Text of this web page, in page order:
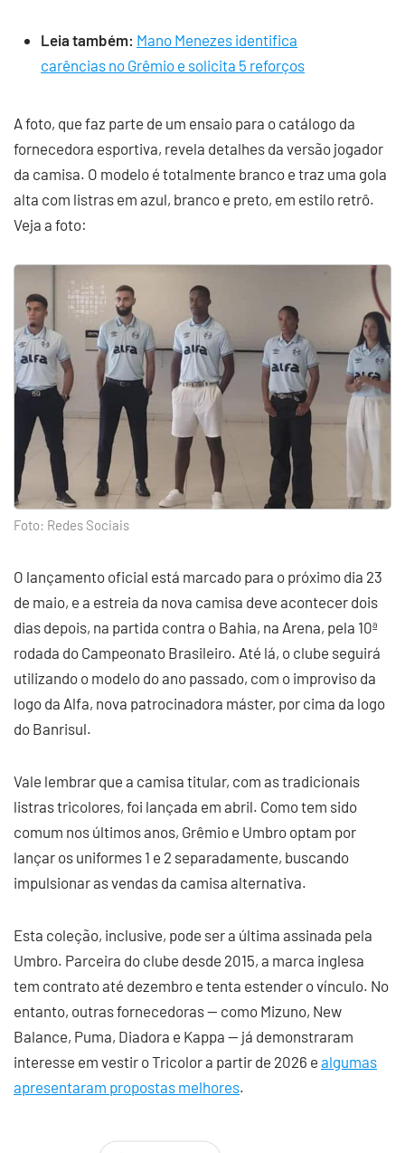
Leia também: Mano Menezes identifica
carências no Grêmio e solicita 5 reforços
A foto, que faz parte de um ensaio para o catálogo da
fornecedora esportiva, revela detalhes da versão jogador
da camisa. O modelo é totalmente branco e traz uma gola
alta com listras em azul, branco e preto, em estilo retrô.
Veja a foto:
Foto: Redes Sociais
O lançamento oficial está marcado para o próximo dia 23
de maio, e a estreia da nova camisa deve acontecer dois
dias depois, na partida contra o Bahia, na Arena, pela 10ª
rodada do Campeonato Brasileiro. Até lá, o clube seguirá
utilizando o modelo do ano passado, com o improviso da
logo da Alfa, nova patrocinadora máster, por cima da logo
do Banrisul.
Vale lembrar que a camisa titular, com as tradicionais
listras tricolores, foi lançada em abril. Como tem sido
comum nos últimos anos, Grêmio e Umbro optam por
lançar os uniformes 1 e 2 separadamente, buscando
impulsionar as vendas da camisa alternativa.
Esta coleção, inclusive, pode ser a última assinada pela
Umbro. Parceira do clube desde 2015, a marca inglesa
tem contrato até dezembro e tenta estender o vínculo. No
entanto, outras fornecedoras — como Mizuno, New
Balance, Puma, Diadora e Kappa — já demonstraram
interesse em vestir o Tricolor a partir de 2026 e algumas
apresentaram propostas melhores.